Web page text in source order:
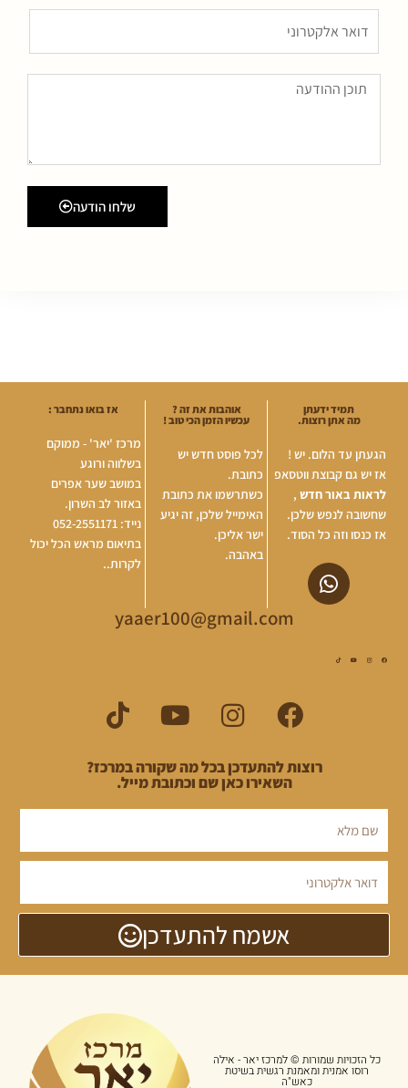
שלחו הודעה
תמיד ידעתן
מה אתן רוצות.
הגעתן עד הלום. יש !
אז יש גם קבוצת ווטסאפ
לראות באור חדש ,
שחשובה לנפש שלכן.
אז כנסו וזה כל הסוד.
אוהבות את זה ?
עכשיו הזמן הכי טוב !
לכל פוסט חדש יש
כתובת.
כשתרשמו את כתובת
האימייל שלכן, זה יגיע
ישר אליכן.
באהבה.
אז בואו נתחבר :
מרכז 'יאר' - ממוקם
בשלווה ורוגע
במושב שער אפרים
באזור לב השרון.
נייד: 052-2551171
בתיאום מראש הכל יכול
לקרות..
yaaer100@gmail.com
רוצות להתעדכן בכל מה שקורה במרכז?
השאירו כאן שם וכתובת מייל.
אשמח להתעדכן
כל הזכויות שמורות © למרכז יאר - אילה
רוסו אמנית ומאמנת רגשית בשיטת
כאש"ה